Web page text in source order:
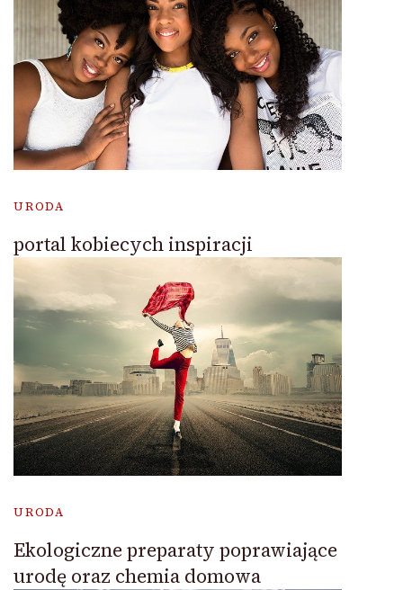
URODA
portal kobiecych inspiracji
URODA
Ekologiczne preparaty poprawiające
urodę oraz chemia domowa